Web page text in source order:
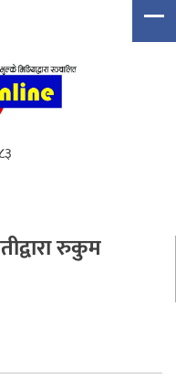
रुकुम